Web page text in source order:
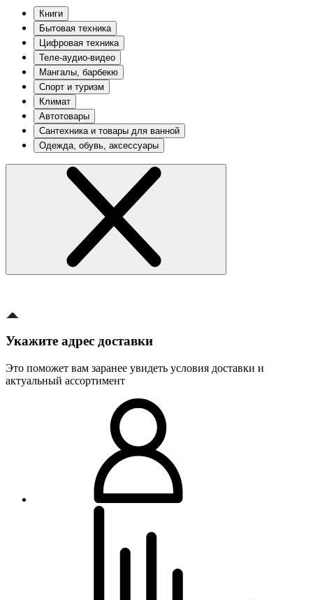
Книги
Бытовая техника
Цифровая техника
Теле-аудио-видео
Мангалы, барбекю
Спорт и туризм
Климат
Автотовары
Сантехника и товары для ванной
Одежда, обувь, аксессуары
Укажите адрес доставки
Это поможет вам заранее увидеть условия доставки и
актуальный ассортимент